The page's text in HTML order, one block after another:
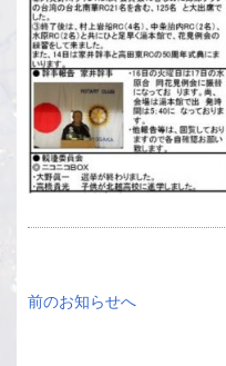
前のお知らせへ